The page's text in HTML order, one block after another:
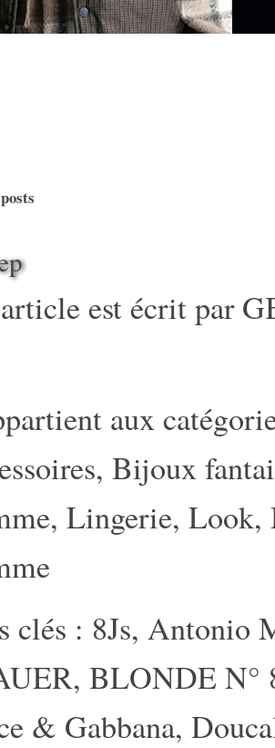
est écrit par
aux
, Bijoux
, Lingerie, Look,
clés : 8Js, Antonio
, BLONDE N°
& Gabbana,